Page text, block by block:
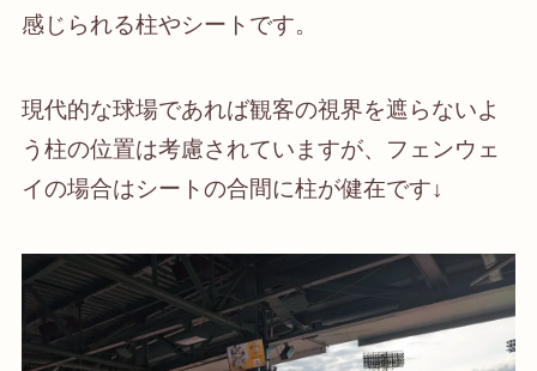
感じられる柱やシートです。
現代的な球場であれば観客の視界を遮らないよ
う柱の位置は考慮されていますが、フェンウェ
イの場合はシートの合間に柱が健在です↓